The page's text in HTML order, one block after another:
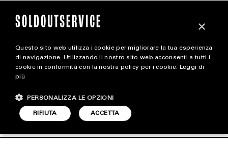
magazine
STYLE
FOOTWEAR
#TATTOO SOLDOUTSERVICE
×
Questo sito web utilizza i cookie per migliorare la tua esperienza
di navigazione. Utilizzando il nostro sito web acconsenti a tutti i
cookie in conformità con la nostra policy per i cookie. Leggi di
più
ACCETTA
RIFIUTA
PERSONALIZZA LE OPZIONI